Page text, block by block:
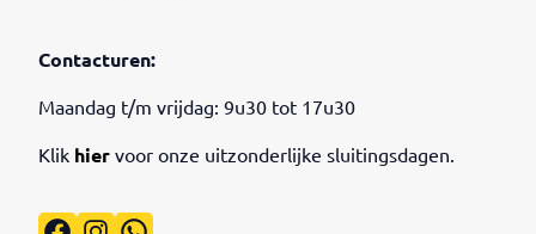
Contacturen:
Maandag t/m vrijdag: 9u30 tot 17u30
Klik hier voor onze uitzonderlijke sluitingsdagen.